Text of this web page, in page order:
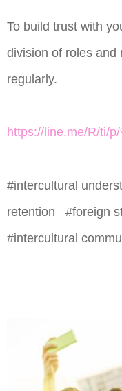
To build trust with
division of roles and
regularly.
https://line.me/R/ti/
#intercultural
retention #foreign
#intercultural